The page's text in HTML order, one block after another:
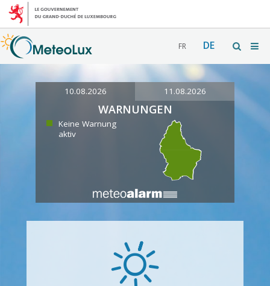
FR DE
10.08.2026 11.08.2026
WARNUNGEN
Keine Warnung
aktiv